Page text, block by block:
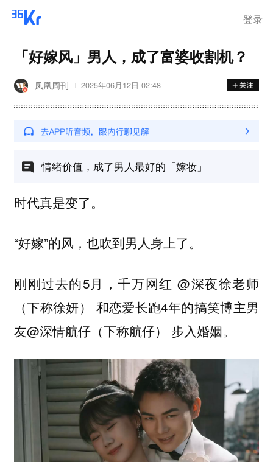
登录
「好嫁风」男人，成了富婆收割机？
凤凰周刊 2025年06月12日 02:48
情绪价值，成了男人最好的「嫁妆」
时代真是变了。
“好嫁”的风，也吹到男人身上了。
刚刚过去的5月，千万网红 @深夜徐老师
（下称徐妍） 和恋爱长跑4年的搞笑博主男
友@深情航仔（下称航仔） 步入婚姻。